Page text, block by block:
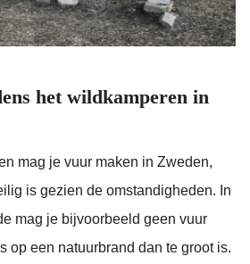
het wildkamperen in
mag je vuur maken in Zweden,
is gezien de omstandigheden. In
mag je bijvoorbeeld geen vuur
op een natuurbrand dan te groot is.